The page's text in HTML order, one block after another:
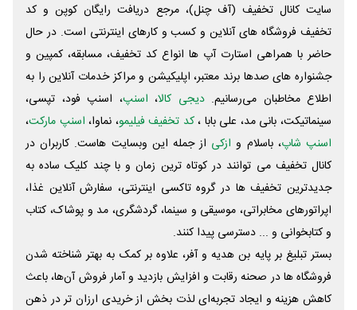
سایت کانال تخفیف (آف چنل)، مرجع دریافت رایگان کوپن و کد
تخفیف فروشگاه های آنلاین و کسب و‌ کارهای اینترنتی است. در حال
حاضر با همراهی استارت آپ ها انواع کد تخفیف، مسابقه، کمپین و
جشنواره های صدها برند معتبر، اپلیکیشن و مراکز خدمات آنلاین را به
اطلاع مخاطبان می‌رسانیم. دیجی کالا، اسنپ، اسنپ فود، تپسی،
سینماتیکت، بانی مد، علی‌ بابا ،کد تخفیف فیلیمو، نماوا، اسنپ مارکت،
اسنپ شاپ، باسلام و ازکی از جمله این وبسایت ‌هاست. کاربران در
کانال تخفیف می توانند در کوتاه ترین زمان و با چند کلیک ساده به
جدیدترین تخفیف ها در گروه تاکسی اینترنتی، سفارش آنلاین غذا،
اپراتورهای مخابراتی، موسیقی و سینما، گردشگری، مد و پوشاک، کتاب
و کتابخوانی و ... دسترسی پیدا کنند.
بستر تبلیغ بر پایه بن هدیه و آفر، علاوه بر کمک به بهتر شناخته شدن
فروشگاه ها در صحنه رقابت و افزایش بازدید و آمار فروش آن‌ها، باعث
کاهش هزینه و ایجاد تجربه‌ای لذت بخش از خریدی ارزان تر در ذهن